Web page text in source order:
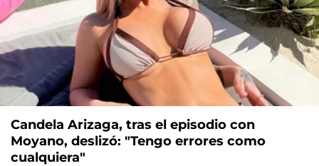
Candela Arizaga, tras el episodio con
Moyano, deslizó: "Tengo errores como
cualquiera"